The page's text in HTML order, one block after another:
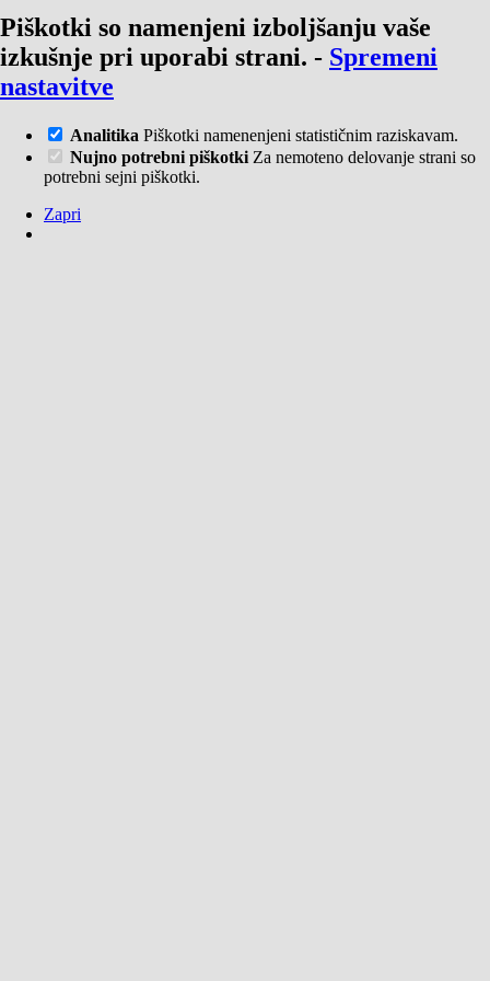
Piškotki so namenjeni izboljšanju vaše
izkušnje pri uporabi strani. - Spremeni
nastavitve
Analitika Piškotki namenenjeni statističnim raziskavam.
Nujno potrebni piškotki Za nemoteno delovanje strani so
potrebni sejni piškotki.
Zapri